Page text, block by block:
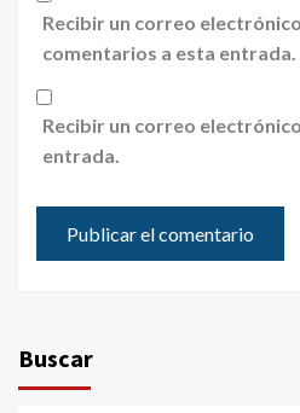
Recibir un correo
comentarios a esta entrada.
Recibir un correo
entrada.
Buscar